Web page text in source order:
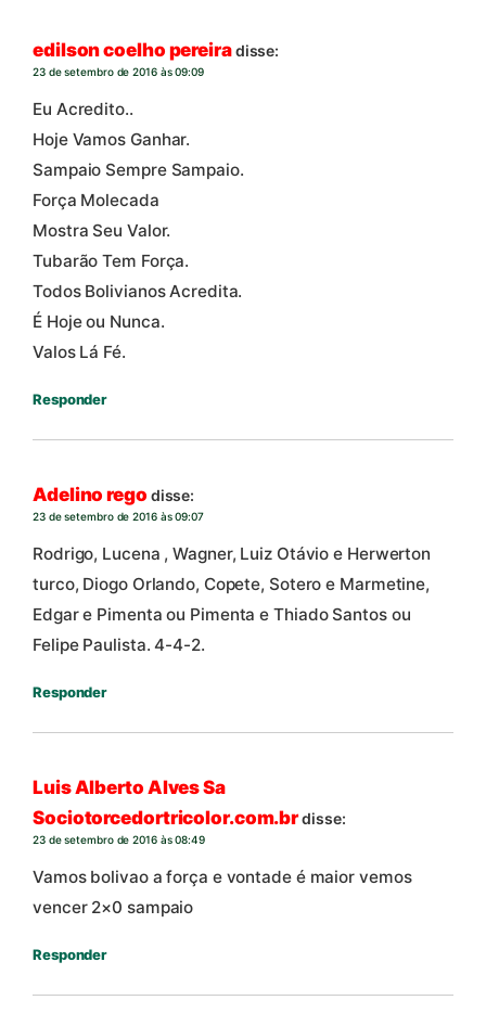
edilson coelho pereiradisse:
23 de setembro de 2016 às 09:09
Eu Acredito..
Hoje Vamos Ganhar.
Sampaio Sempre Sampaio.
Força Molecada
Mostra Seu Valor.
Tubarão Tem Força.
Todos Bolivianos Acredita.
É Hoje ou Nunca.
Valos Lá Fé.
Responder
Adelino rego disse:
23 de setembro de 2016 às 09:07
Rodrigo, Lucena , Wagner, Luiz Otávio e Herwerton
turco, Diogo Orlando, Copete, Sotero e Marmetine,
Edgar e Pimenta ou Pimenta e Thiado Santos ou
Felipe Paulista. 4-4-2.
Responder
Luis Alberto Alves Sa
Sociotorcedortricolor.com.brdisse:
23 de setembro de 2016 às 08:49
Vamos bolivao a força e vontade é maior vemos
vencer 2×0 sampaio
Responder